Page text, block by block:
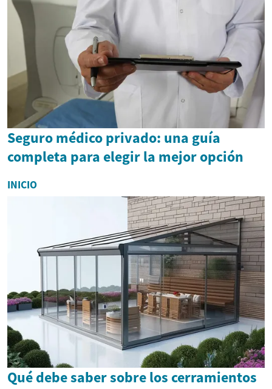
Seguro médico privado: una guía
completa para elegir la mejor opción
INICIO
Qué debe saber sobre los cerramientos